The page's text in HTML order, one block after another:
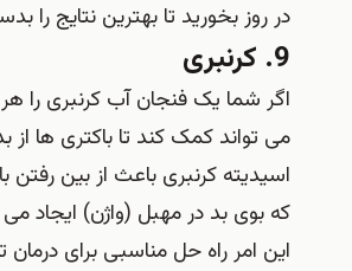
در روز بخورید تا بهترین نتایج را
9. کرنبری
اگر شما یک فنجان آب کرنبری را هر
می تواند کمک کند تا باکتری ها
اسیدیته کرنبری باعث از بین رفتن
که بوی بد در مهبل (واژن) ایجاد
این امر راه حل مناسبی برای